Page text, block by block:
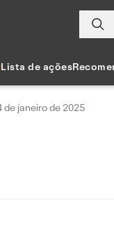
Lista de ações
de janeiro de 2025